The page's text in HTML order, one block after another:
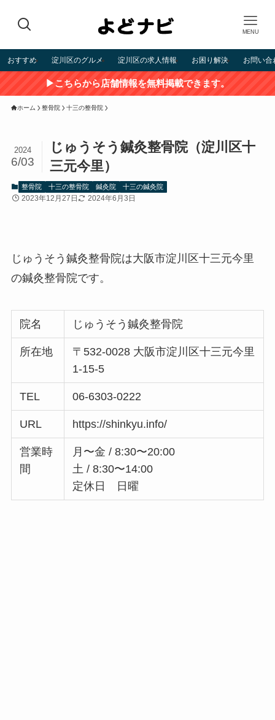
MENU
おすすめ 淀川区のグルメ 淀川区の求人情報 お困り解決 お問い合
▶こちらから店舗情報を無料掲載できます。
ホーム 整骨院 十三の整骨院
じゅうそう鍼灸整骨院（淀川区十
三元今里）
2024
6/03
整骨院 十三の整骨院 鍼灸院 十三の鍼灸院
2023年12月27日 2024年6月3日
じゅうそう鍼灸整骨院は大阪市淀川区十三元今里
の鍼灸整骨院です。
院名 じゅうそう鍼灸整骨院
所在地
〒532-0028 大阪市淀川区十三元今里
1-15-5
TEL 06-6303-0222
URL https://shinkyu.info/
営業時
間
月〜金 / 8:30〜20:00
土 / 8:30〜14:00
定休日 日曜